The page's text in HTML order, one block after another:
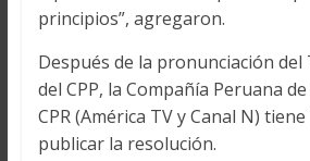
principios”, agregaron.
Después de la pronunciación del
del CPP, la Compañía Peruana
CPR (América TV y Canal N)
publicar la resolución.